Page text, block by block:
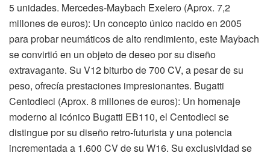
5 unidades. Mercedes-Maybach Exelero (Aprox. 7,2
millones de euros): Un concepto único nacido en 2005
para probar neumáticos de alto rendimiento, este Maybach
se convirtió en un objeto de deseo por su diseño
extravagante. Su V12 biturbo de 700 CV, a pesar de su
peso, ofrecía prestaciones impresionantes. Bugatti
Centodieci (Aprox. 8 millones de euros): Un homenaje
moderno al icónico Bugatti EB110, el Centodieci se
distingue por su diseño retro-futurista y una potencia
incrementada a 1.600 CV de su W16. Su exclusividad se